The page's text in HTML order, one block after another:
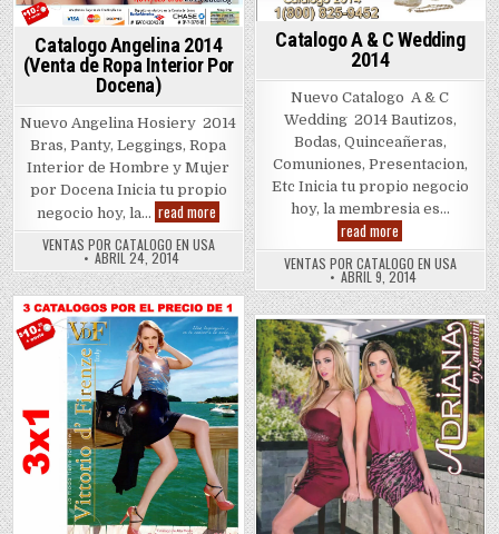
Catalogo Angelina 2014
(Venta de Ropa Interior Por
Docena)
Nuevo Angelina Hosiery 2014
Bras, Panty, Leggings, Ropa
Interior de Hombre y Mujer
por Docena Inicia tu propio
negocio hoy, la… read more Catalogo
Angelina
(Venta
de
Ropa
Interior
Por
Docena)
VENTAS POR CATALOGO EN USA
ABRIL 24, 2014
Catalogo A & C Wedding
2014
Nuevo Catalogo A & C
Wedding 2014 Bautizos,
Bodas, Quinceañeras,
Comuniones, Presentacion,
Etc Inicia tu propio negocio
hoy, la membresia es…
read more
A
&
C
Wedding
2014
VENTAS POR CATALOGO EN USA
ABRIL 9, 2014
Posted
in
Posted
in